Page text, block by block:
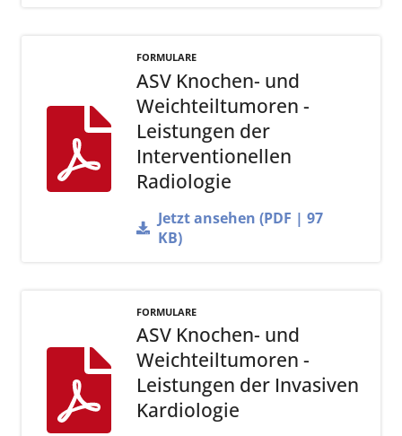
FORMULARE
ASV Knochen- und
Weichteiltumoren -
Leistungen der
Interventionellen
Radiologie
Jetzt ansehen (PDF | 97
KB)
FORMULARE
ASV Knochen- und
Weichteiltumoren -
Leistungen der Invasiven
Kardiologie